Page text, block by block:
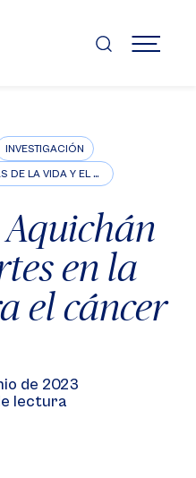
MENÚ
INVESTIGACIÓN
FACULTAD DE CIENCIAS DE LA VIDA Y EL BIENESTAR
en la
el cáncer
de 2023
lectura